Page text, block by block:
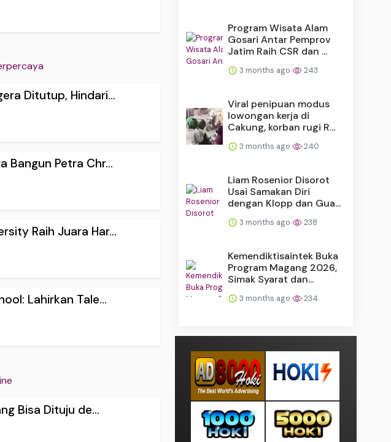
Ditutup, Hindari...
Bangun Petra Chr...
Raih Juara Har...
Lahirkan Tale...
Bisa Dituju de...
Program Wisata Alam
Gosari Antar Pemprov
Jatim Raih CSR dan ...
3 months ago 243
Viral penipuan modus
lowongan kerja di
Cakung, korban rugi R...
3 months ago 240
Liam Rosenior Disorot
Usai Samakan Diri
dengan Klopp dan Gua...
3 months ago 238
Kemendiktisaintek Buka
Program Magang 2026,
Simak Syarat dan...
3 months ago 234